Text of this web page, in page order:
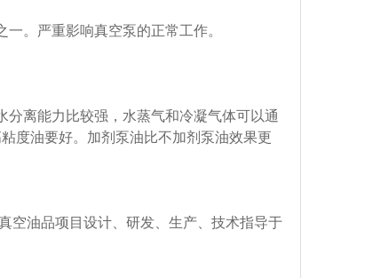
。严重影响真空泵的正常工作。
离能力比较强，水蒸气和冷凝气体可以通
度油要好。加剂泵油比不加剂泵油效果更
空油品项目设计、研发、生产、技术指导于